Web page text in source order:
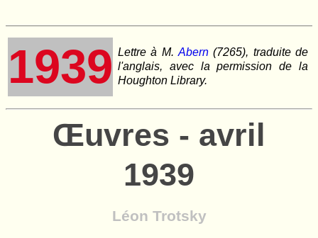
1939 Lettre à M. Abern(7265), traduite de
l'anglais, avec la permission de la
Houghton Library.
Œuvres - avril
1939
Léon Trotsky